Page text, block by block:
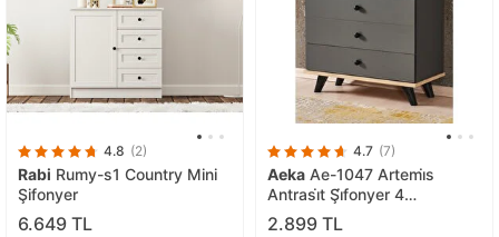
4.8 (2)
Rabi Rumy-s1 Country Mini
Şifonyer
6.649 TL
4.7 (7)
Aeka Ae-1047 Artemi̇s
Antrasi̇t Şi̇fonyer 4
Çekmeceli̇, Komodi̇n, Ayakli
2.899 TL